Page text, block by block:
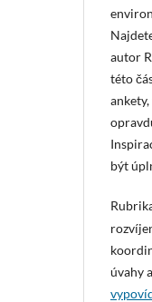
autor
této
být
úvahy